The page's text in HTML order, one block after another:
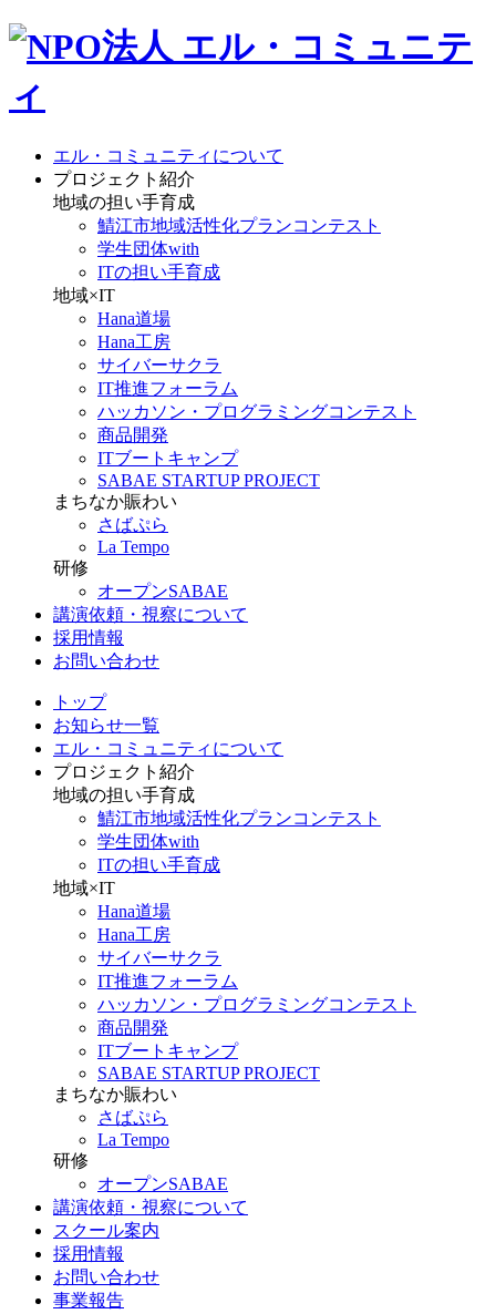
エル・コミュニティについて
プロジェクト紹介
地域の担い手育成
鯖江市地域活性化プランコンテスト
学生団体with
ITの担い手育成
地域×IT
Hana道場
Hana工房
サイバーサクラ
IT推進フォーラム
ハッカソン・プログラミングコンテスト
商品開発
ITブートキャンプ
SABAE STARTUP PROJECT
まちなか賑わい
さばぷら
La Tempo
研修
オープンSABAE
講演依頼・視察について
採用情報
お問い合わせ
トップ
お知らせ一覧
エル・コミュニティについて
プロジェクト紹介
地域の担い手育成
鯖江市地域活性化プランコンテスト
学生団体with
ITの担い手育成
地域×IT
Hana道場
Hana工房
サイバーサクラ
IT推進フォーラム
ハッカソン・プログラミングコンテスト
商品開発
ITブートキャンプ
SABAE STARTUP PROJECT
まちなか賑わい
さばぷら
La Tempo
研修
オープンSABAE
講演依頼・視察について
スクール案内
採用情報
お問い合わせ
事業報告